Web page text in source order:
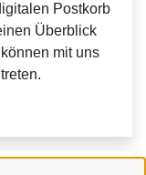
Postkorb
Überblick
mit uns